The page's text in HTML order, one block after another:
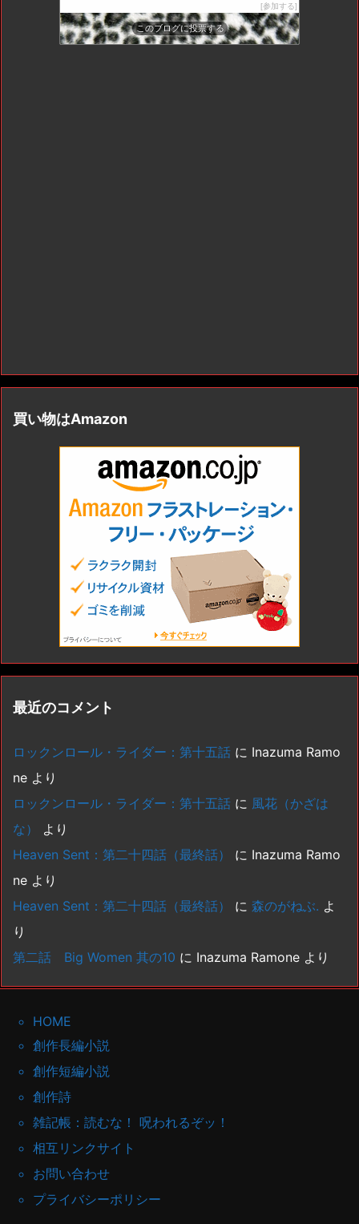
参加する
このブログに投票する
買い物はAmazon
最近のコメント
ロックンロール・ライダー：第十五話 に Inazuma Ramo
ne より
ロックンロール・ライダー：第十五話 に 風花（かざは
な）
より
Heaven Sent：第二十四話（最終話）
に Inazuma Ramo
ne より
Heaven Sent：第二十四話（最終話）
に 森のがねぶ. よ
り
第二話 Big Women 其の10 に Inazuma Ramone より
HOME
創作長編小説
創作短編小説
創作詩
雑記帳：読むな！ 呪われるぞッ！
相互リンクサイト
お問い合わせ
プライバシーポリシー